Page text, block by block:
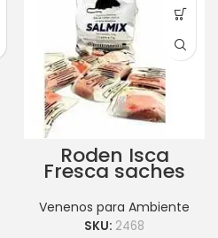
Roden Isca
Fresca saches
Venenos para Ambiente
SKU: 2468